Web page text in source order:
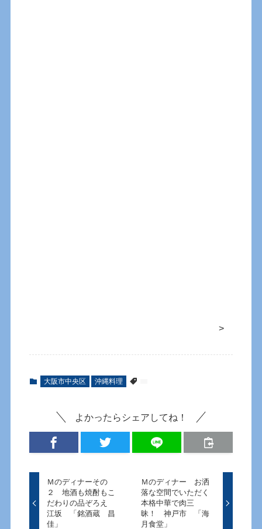
>
大阪市中央区 沖縄料理
よかったらシェアしてね！
Ｍのディナーその
２ 地酒も焼酎もこ
だわりの品ぞろえ
江坂 「銘酒蔵 昌
佳」
Ｍのディナー お洒
落な空間でいただく
本格中華で肉三
昧！ 神戸市 「海
月食堂」